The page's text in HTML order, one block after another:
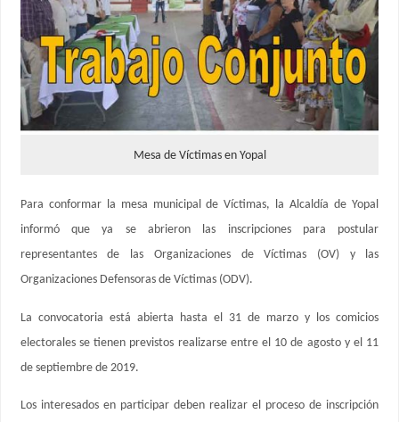
Mesa de Víctimas en Yopal
Para conformar la mesa municipal de Víctimas, la Alcaldía de Yopal
informó que ya se abrieron las inscripciones para postular
representantes de las Organizaciones de Víctimas (OV) y las
Organizaciones Defensoras de Víctimas (ODV).
La convocatoria está abierta hasta el 31 de marzo y los comicios
electorales se tienen previstos realizarse entre el 10 de agosto y el 11
de septiembre de 2019.
Los interesados en participar deben realizar el proceso de inscripción